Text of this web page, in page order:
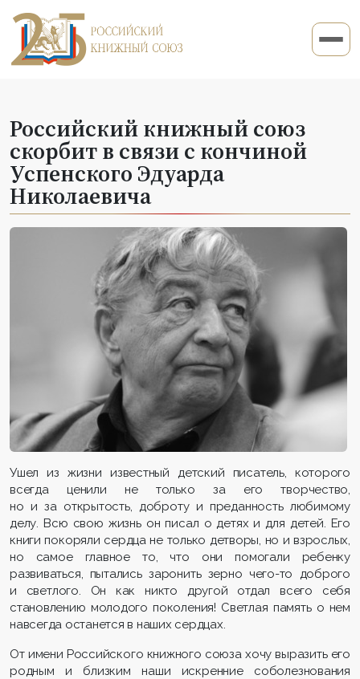
Российский книжный союз
скорбит в связи с кончиной
Успенского Эдуарда
Николаевича
Ушел из жизни известный детский писатель, которого
всегда ценили не только за его творчество,
но и за открытость, доброту и преданность любимому
делу. Всю свою жизнь он писал о детях и для детей. Его
книги покоряли сердца не только детворы, но и взрослых,
но самое главное то, что они помогали ребенку
развиваться, пытались заронить зерно чего-то доброго
и светлого. Он как никто другой отдал всего себя
становлению молодого поколения! Светлая память о нем
навсегда останется в наших сердцах.
От имени Российского книжного союза хочу выразить его
родным и близким наши искренние соболезнования